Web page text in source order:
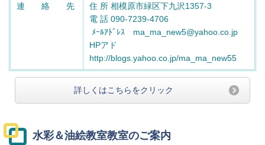
連 絡 先
住 所 相模原市緑区下九沢1357-3
電 話 090-7239-4706
ﾒｰﾙｱﾄﾞﾚｽ ma_ma_new5@yahoo.co.jp
HPアド
http://blogs.yahoo.co.jp/ma_ma_new55
詳しくはこちらをクリック
水彩＆油絵教室教室のご案内